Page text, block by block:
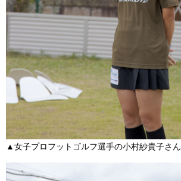
▲女子プロフットゴルフ選手の小村紗貴子さん